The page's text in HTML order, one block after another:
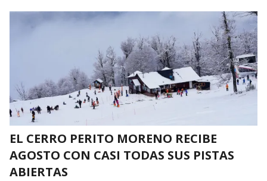
EL CERRO PERITO MORENO RECIBE
AGOSTO CON CASI TODAS SUS PISTAS
ABIERTAS